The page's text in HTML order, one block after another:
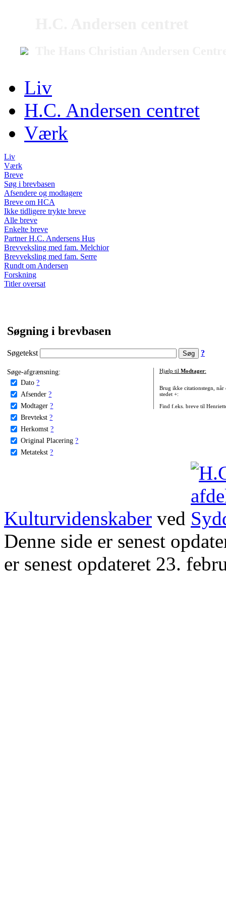
Liv
H.C. Andersen centret
Værk
Liv
Værk
Breve
Søg i brevbasen
Afsendere og modtagere
Breve om HCA
Ikke tidligere trykte breve
Alle breve
Enkelte breve
Partner H.C. Andersens Hus
Brevveksling med fam. Melchior
Brevveksling med fam. Serre
Rundt om Andersen
Forskning
Titler oversat
Søgning i brevbasen
Søgetekst ?
Søge-afgrænsning:
Dato ?
Afsender ?
Modtager ?
Brevtekst ?
Herkomst ?
Original Placering ?
Metatekst ?
Hjælp til Modtager:
Brug ikke citationstegn, når
stedet +:
Find f.eks. breve til
Kulturvidenskaber ved
Denne side er senest
er senest opdateret 23.